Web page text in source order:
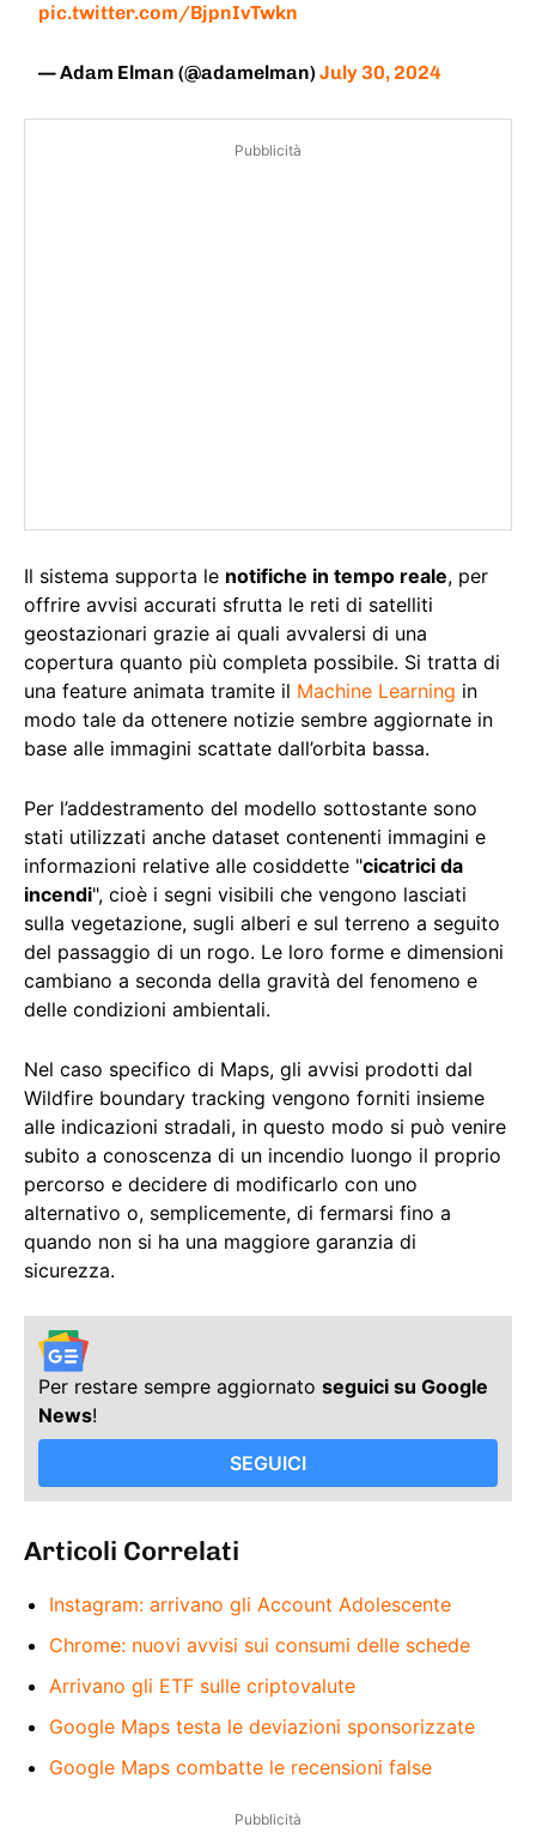
pic.twitter.com/BjpnIvTwkn
— Adam Elman (@adamelman)July 30, 2024
Pubblicità
Il sistema supporta le notifiche in tempo reale, per
offrire avvisi accurati sfrutta le reti di satelliti
geostazionari grazie ai quali avvalersi di una
copertura quanto più completa possibile. Si tratta di
una feature animata tramite il Machine Learning in
modo tale da ottenere notizie sembre aggiornate in
base alle immagini scattate dall’orbita bassa.
Per l’addestramento del modello sottostante sono
stati utilizzati anche dataset contenenti immagini e
informazioni relative alle cosiddette "cicatrici da
incendi", cioè i segni visibili che vengono lasciati
sulla vegetazione, sugli alberi e sul terreno a seguito
del passaggio di un rogo. Le loro forme e dimensioni
cambiano a seconda della gravità del fenomeno e
delle condizioni ambientali.
Nel caso specifico di Maps, gli avvisi prodotti dal
Wildfire boundary tracking vengono forniti insieme
alle indicazioni stradali, in questo modo si può venire
subito a conoscenza di un incendio luongo il proprio
percorso e decidere di modificarlo con uno
alternativo o, semplicemente, di fermarsi fino a
quando non si ha una maggiore garanzia di
sicurezza.
Per restare sempre aggiornato seguici su Google
News!
SEGUICI
Articoli Correlati
Instagram: arrivano gli Account Adolescente
Chrome: nuovi avvisi sui consumi delle schede
Arrivano gli ETF sulle criptovalute
Google Maps testa le deviazioni sponsorizzate
Google Maps combatte le recensioni false
Pubblicità